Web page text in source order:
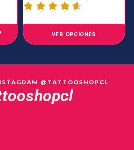
VER OPCIONES
@TATTOOSHOPCL